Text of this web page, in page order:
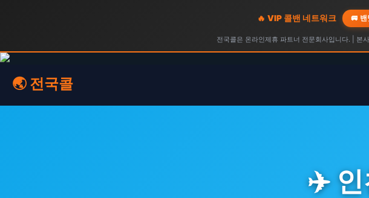
🔥 VIP 콜밴 네트워크 🚐 밴
전국콜은 온라인제휴 파트너 전문회사입니다. | 본
🌏 전국콜
✈️ 인